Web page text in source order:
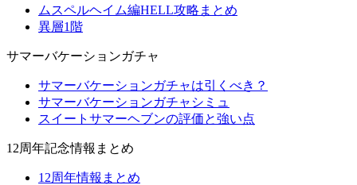
ムスペルヘイム編HELL攻略まとめ
異層1階
サマーバケーションガチャ
サマーバケーションガチャは引くべき？
サマーバケーションガチャシミュ
スイートサマーヘブンの評価と強い点
12周年記念情報まとめ
12周年情報まとめ